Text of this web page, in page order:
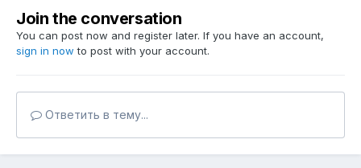
Join the conversation
You can post now and register later. If you have an account,
sign in now to post with your account.
Ответить в тему...